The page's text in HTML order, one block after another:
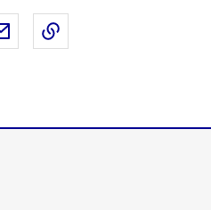
sur LinkedIn
Partager par email